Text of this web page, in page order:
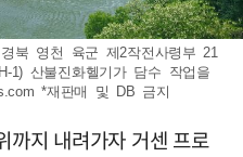
북 영천 육군 제2작전사령부 21
1) 산불진화헬기가 담수 작업을
*재판매 및 DB 금지
까지 내려가자 거센 프로